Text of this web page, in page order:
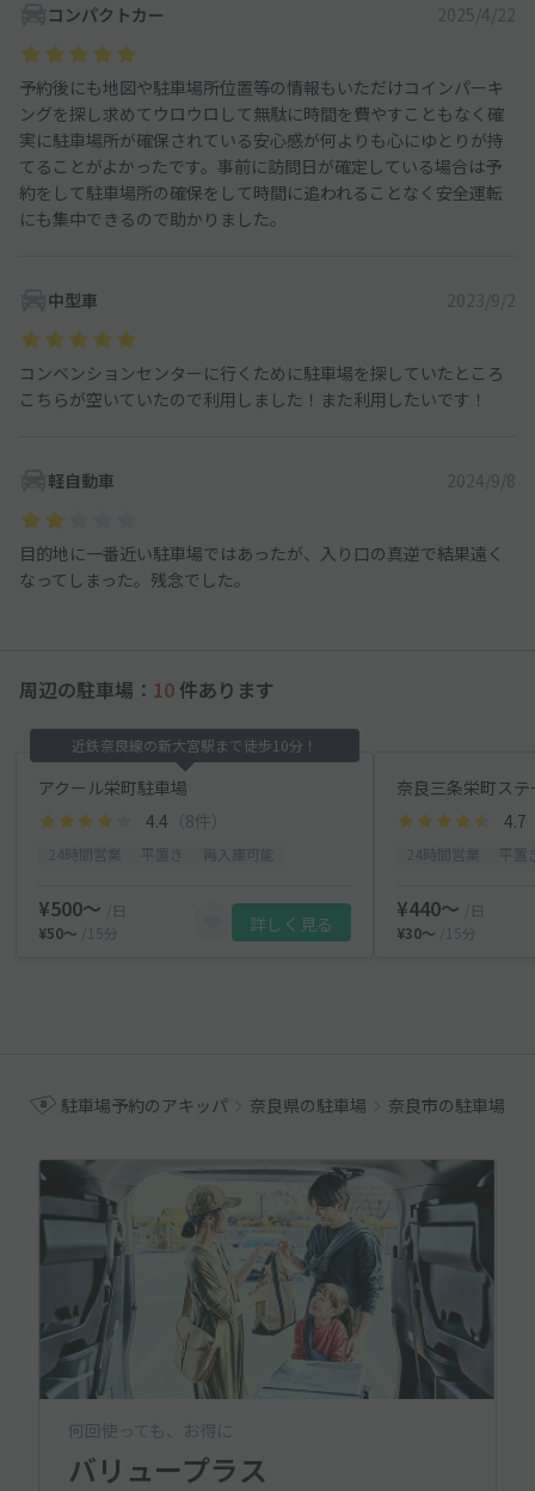
コンパクトカー 2025/4/22
予約後にも地図や駐車場所位置等の情報もいただけコインパーキ
ングを探し求めてウロウロして無駄に時間を費やすこともなく確
実に駐車場所が確保されている安心感が何よりも心にゆとりが持
てることがよかったです。事前に訪問日が確定している場合は予
約をして駐車場所の確保をして時間に追われることなく安全運転
にも集中できるので助かりました。
中型車 2023/9/2
コンベンションセンターに行くために駐車場を探していたところ
こちらが空いていたので利用しました！また利用したいです！
軽自動車 2024/9/8
目的地に一番近い駐車場ではあったが、入り口の真逆で結果遠く
なってしまった。残念でした。
周辺の駐車場： 10 件あります
近鉄奈良線の新大宮駅まで徒歩10分！
アクール栄町駐車場
4.4 （8件）
¥500〜
/日
¥50〜
/15分 詳しく見る
奈良三条栄町ス
4.7
¥440〜
/日
¥30〜
/15分
駐車場予約のアキッパ 奈良県の駐車場 奈良市の駐車場
何回使っても、お得に
バリュープラス